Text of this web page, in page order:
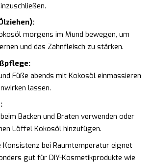
morgens im Mund bewegen, um
und das Zahnfleisch zu stärken.
Füße abends mit Kokosöl einmassieren
lassen.
Backen und Braten verwenden oder
Löffel Kokosöl hinzufügen.
Konsistenz bei Raumtemperatur eignet
gut für DIY-Kosmetikprodukte wie